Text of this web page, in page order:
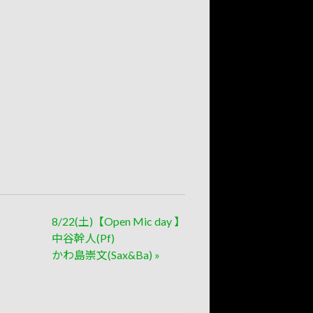
8/22(土)【Open Mic day 】
中谷幹人(Pf)
かわ島崇文(Sax&Ba) »